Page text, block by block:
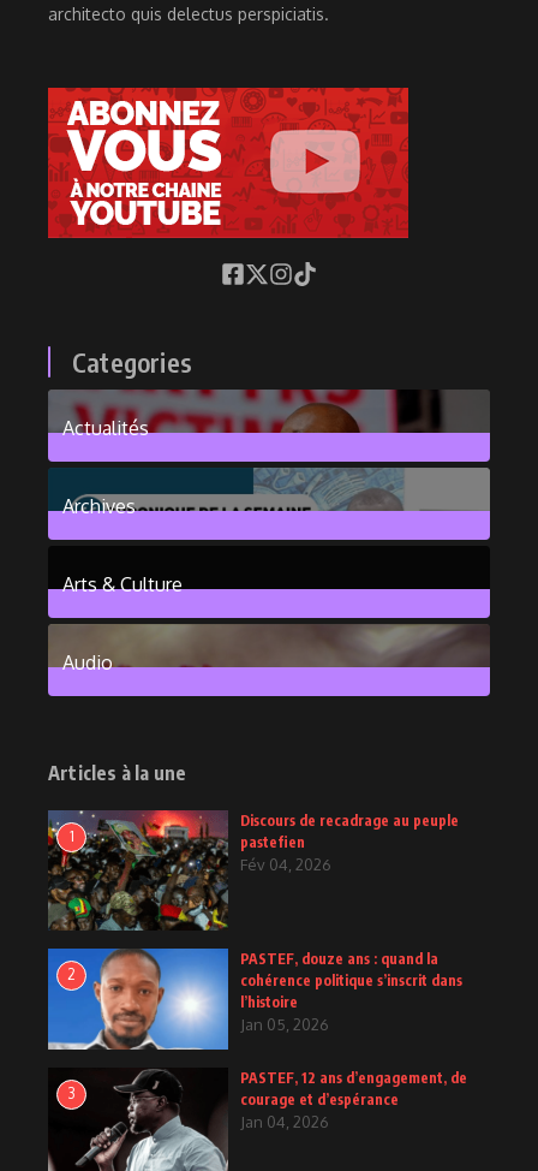
architecto quis delectus perspiciatis.
Categories
Actualités
376Posts
Archives
Arts & Culture
6Posts
Audio
Articles à la une
1
Discours de recadrage au peuple
pastefien
Fév 04, 2026
2
PASTEF, douze ans : quand la
cohérence politique s’inscrit dans
l’histoire
Jan 05, 2026
3
PASTEF, 12 ans d’engagement, de
courage et d’espérance
Jan 04, 2026